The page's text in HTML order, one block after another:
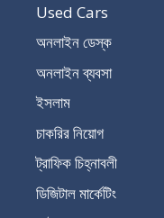
Used Cars
অনলাইন ডেস্ক
অনলাইন ব্যবসা
ইসলাম
চাকরির নিয়োগ
ট্রাফিক চিহ্নাবলী
ডিজিটাল মার্কেটিং